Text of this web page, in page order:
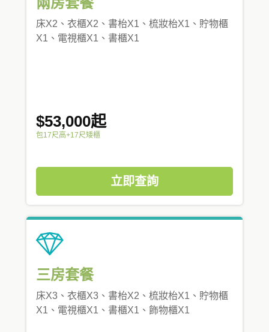
床X2、衣櫃X2、書枱X1、梳妝枱X1、貯物櫃
X1、電視櫃X1、書櫃X1
$53,000起
包17尺高+17尺矮櫃
立即查詢
三房套餐
床X3、衣櫃X3、書枱X2、梳妝枱X1、貯物櫃
X1、電視櫃X1、書櫃X1、飾物櫃X1